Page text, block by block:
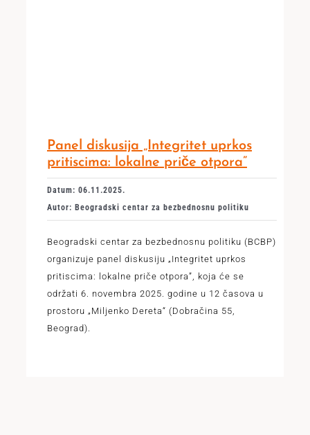
Panel diskusija „Integritet uprkos
pritiscima: lokalne priče otpora”
Datum: 06.11.2025.
Autor: Beogradski centar za bezbednosnu politiku
Beogradski centar za bezbednosnu politiku (BCBP)
organizuje panel diskusiju „Integritet uprkos
pritiscima: lokalne priče otpora”, koja će se
održati 6. novembra 2025. godine u 12 časova u
prostoru „Miljenko Dereta“ (Dobračina 55,
Beograd).